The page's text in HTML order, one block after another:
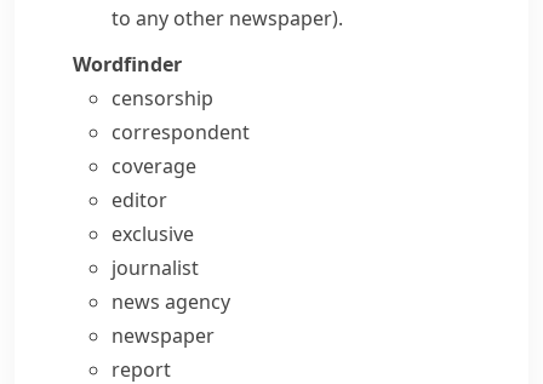
to any other newspaper).
Wordfinder
censorship
correspondent
coverage
editor
exclusive
journalist
news agency
newspaper
report